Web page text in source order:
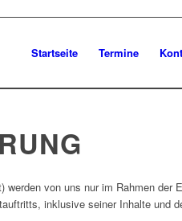
Startseite Termine
werden von uns nur im Rahmen
inklusive seiner Inhalte und